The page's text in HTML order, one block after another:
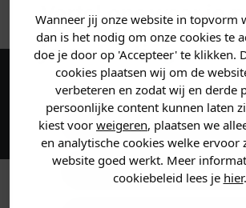
Wanneer jij onze website in topvorm
dan is het nodig om onze cookies te
doe je door op 'Accepteer' te klikken.
cookies plaatsen wij om de
verbeteren en zodat wij en derde
persoonlijke content kunnen laten
kiest voor weigeren, plaatsen we
en analytische cookies welke ervoor
website goed werkt. Meer
cookiebeleid lees je hier.
Maak een account aan en
korting op je eerste
Vertel ons waar je
zoek bent en
jouwkorting.
Heren kleding
Dames kleding